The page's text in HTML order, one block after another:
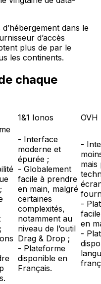
dans le
d’accès
plus de par le
les continents.
chaque
1&1 Ionos OVH
- Interface
moderne et
épurée ;
- Globalement
facile à prendre
en main, malgré
certaines
complexités,
notamment au
niveau de l’outil
Drag & Drop ;
- Plateforme
disponible en
Français.
-
mais
-
en
-